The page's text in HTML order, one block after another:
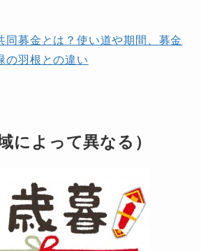
同募金とは？使い道や期間、募金
の羽根との違い
によって異なる）